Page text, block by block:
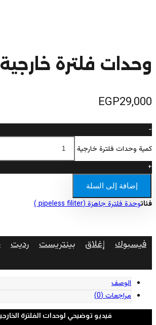
وحدات فلترة خارجية
EGP29,000
-
كمية وحدات فلترة خارجية
+
إضافة إلى السلة
فئاتوحدة فلترة جاهزة (pipeless filiter )
فيسبوك إغلاق بينتريست رديت
الوصف
مراجعات (0)
فيديو توضيحي لوحدات الفلترة